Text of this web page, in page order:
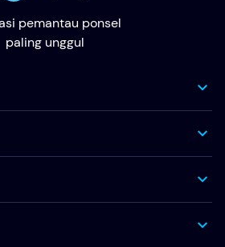
pemantau ponsel
paling unggul